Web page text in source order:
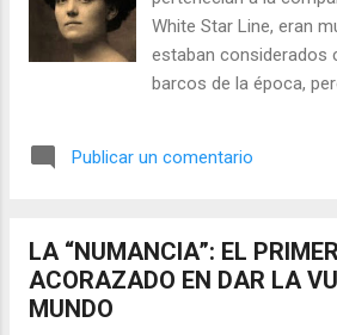
White Star Line, eran
estaban considerados
barcos de la época,
Olympic cuando éste
también del
Violet Jessop White
Publicar un comentario
LA “NUMANCIA”: EL
ACORAZADO EN DAR LA
MUNDO